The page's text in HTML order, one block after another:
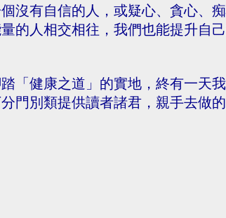
沒有自信的人，或疑心、貪心、
的人相交相往，我們也能提升自
「健康之道」的實地，終有一天
門別類提供讀者諸君，親手去做